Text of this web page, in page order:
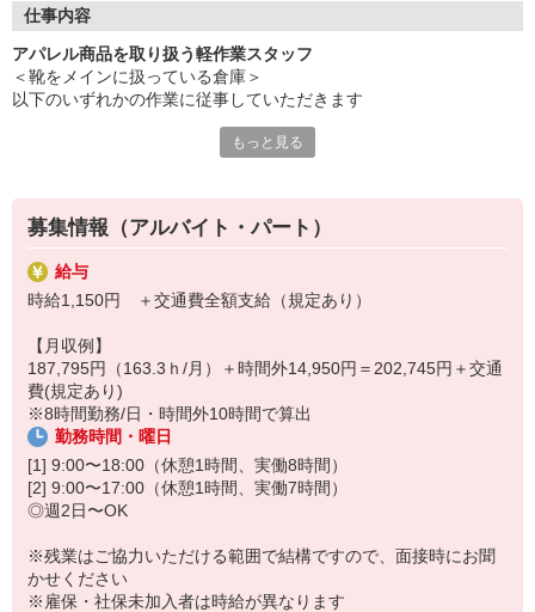
勤がとてもスムーズです
（年間92名が転換！）
【経験不問】未経験OK！トレーニング実施のサポート体制バ
ッチリです！
※本求人以外にも、1日4時間〜OKの求人も掲載しております。
仕事内容
アパレル商品を取り扱う軽作業スタッフ
＜靴をメインに扱っている倉庫＞
以下のいずれかの作業に従事していただきます
【出荷作業】
ピッキング作業・梱包作業・ハンディーを使用する出荷検品作業を
行っていただきます
業です！
募集状況にて上記以外の作業を行って頂く可能性もあります
その際は、作業の説明をさせていただきます
もっと見る
募集情報（アルバイト・パート）
給与
時給1,150円 ＋交通費全額支給（規定あり）
【月収例】
187,795円（163.3ｈ/月）＋時間外14,950円＝202,745円＋交通
費(規定あり)
※8時間勤務/日・時間外10時間で算出
勤務時間・曜日
[1] 9:00〜18:00（休憩1時間、実働8時間）
[2] 9:00〜17:00（休憩1時間、実働7時間）
◎週2日〜OK
※残業はご協力いただける範囲で結構ですので、面接時にお聞
かせください
※雇保・社保未加入者は時給が異なります